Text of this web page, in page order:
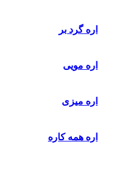
اره گرد بر
اره مویی
اره میزی
اره همه کاره